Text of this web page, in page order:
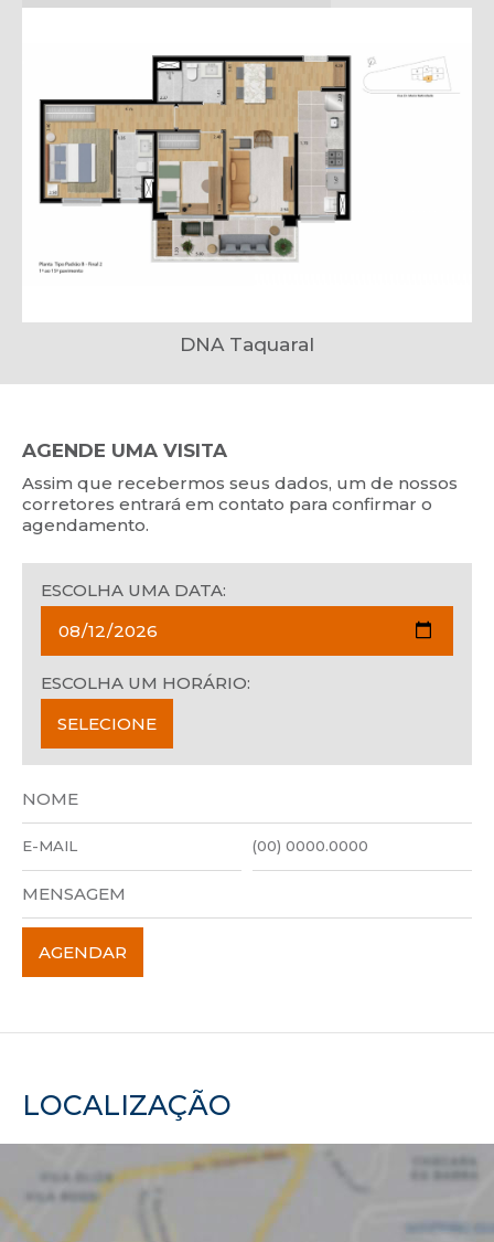
DNA Taquaral
AGENDE UMA VISITA
Assim que recebermos seus dados, um de nossos
corretores entrará em contato para confirmar o
agendamento.
ESCOLHA UMA DATA:
ESCOLHA UM HORÁRIO:
LOCALIZAÇÃO